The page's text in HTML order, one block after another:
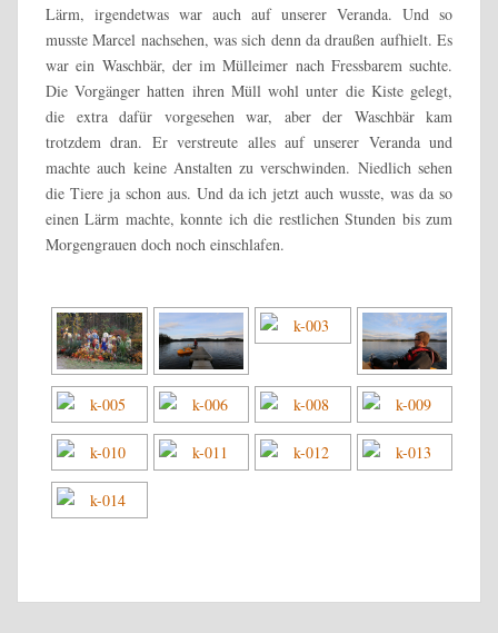
Lärm, irgendetwas war auch auf unserer Veranda. Und so
musste Marcel nachsehen, was sich denn da draußen aufhielt. Es
war ein Waschbär, der im Mülleimer nach Fressbarem suchte.
Die Vorgänger hatten ihren Müll wohl unter die Kiste gelegt,
die extra dafür vorgesehen war, aber der Waschbär kam
trotzdem dran. Er verstreute alles auf unserer Veranda und
machte auch keine Anstalten zu verschwinden. Niedlich sehen
die Tiere ja schon aus. Und da ich jetzt auch wusste, was da so
einen Lärm machte, konnte ich die restlichen Stunden bis zum
Morgengrauen doch noch einschlafen.